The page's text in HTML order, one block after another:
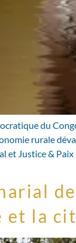
du
rurale
Justice & Paix
et la